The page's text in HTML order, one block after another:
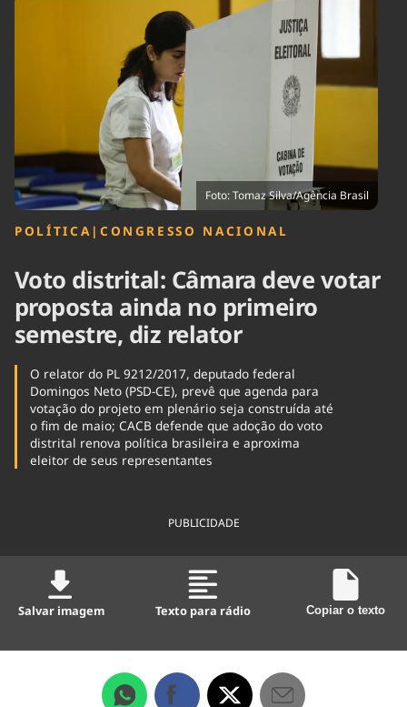
Comportamento
Cultura
Economia
Educação
Infraestrutura
Internacional
Meio Ambiente
Podcast
Política
Foto: Tomaz Silva/Agência Brasil
POLÍTICA | CONGRESSO NACIONAL
Voto distrital: Câmara deve votar
proposta ainda no primeiro
semestre, diz relator
O relator do PL 9212/2017, deputado federal
Domingos Neto (PSD-CE), prevê que agenda para
votação do projeto em plenário seja construída até
o fim de maio; CACB defende que adoção do voto
distrital renova política brasileira e aproxima
eleitor de seus representantes
PUBLICIDADE
Salvar imagem Texto para rádio Copiar o texto